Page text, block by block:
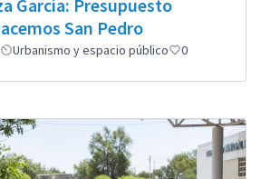
García: Presupuesto
San Pedro
Urbanismo y espacio público 0